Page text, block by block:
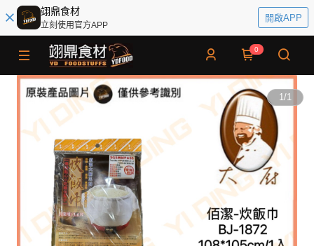
翊鼎食材
立刻使用官方APP
開啟APP
0
1/1